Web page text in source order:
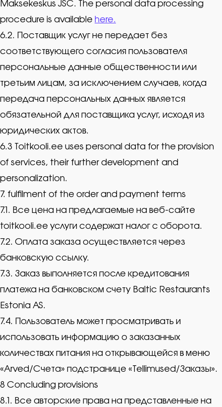
Maksekeskus JSC. The personal data processing
procedure is available here.
6.2. Поставщик услуг не передает без
соответствующего согласия пользователя
персональные данные общественности или
третьим лицам, за исключением случаев, когда
передача персональных данных является
обязательной для поставщика услуг, исходя из
юридических актов.
6.3 Toitkooli.ee uses personal data for the provision
of services, their further development and
personalization.
7. fulfilment of the order and payment terms
7.1. Все цена на предлагаемые на веб-сайте
toitkooli.ee услуги содержат налог с оборота.
7.2. Оплата заказа осуществляется через
банковскую ссылку.
7.3. Заказ выполняется после кредитования
платежа на банковском счету Baltic Restaurants
Estonia AS.
7.4. Пользователь может просматривать и
использовать информацию о заказанных
количествах питания на открывающейся в меню
«Arved/Счета» подстранице «Tellimused/Заказы».
8 Concluding provisions
8.1. Все авторские права на представленные на